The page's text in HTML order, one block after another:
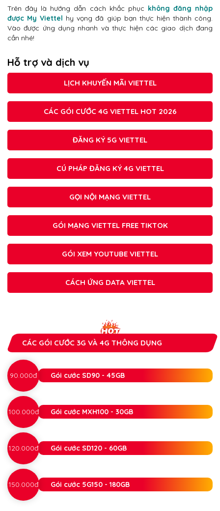
Trên đây là hướng dẫn cách khắc phục không đăng nhập
được My Viettel hy vọng đã giúp bạn thực hiện thành công.
Vào được ứng dụng nhanh và thực hiện các giao dịch đang
cần nhé!
Hỗ trợ và dịch vụ
LỊCH KHUYẾN MÃI VIETTEL
CÁC GÓI CƯỚC 4G VIETTEL HOT 2026
ĐĂNG KÝ 5G VIETTEL
CÚ PHÁP ĐĂNG KÝ 4G VIETTEL
GỌI NỘI MẠNG VIETTEL
GÓI MẠNG VIETTEL FREE TIKTOK
GÓI XEM YOUTUBE VIETTEL
CÁCH ỨNG DATA VIETTEL
CÁC GÓI CƯỚC 3G VÀ 4G THÔNG DỤNG
90.000đ Gói cước SD90 - 45GB
100.000đ Gói cước MXH100 - 30GB
120.000đ Gói cước SD120 - 60GB
150.000đ Gói cước 5G150 - 180GB